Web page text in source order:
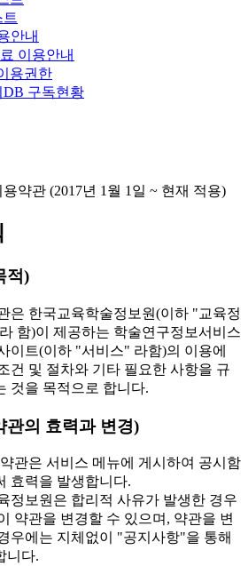
안내
이용안내
용권한
구독현황
약관 (2017년 1월 1일 ~ 현재 적용)
적)
은 한국교육학술정보원(이하 "교육정
함)이 제공하는 학술연구정보서비스
이트(이하 "서비스" 라함)의 이용에
건 및 절차와 기타 필요한 사항을 규
것을 목적으로 합니다.
관의 효력과 변경)
관은 서비스 메뉴에 게시하여 공시함
효력을 발생합니다.
정보원은 합리적 사유가 발생한 경우
약관을 변경할 수 있으며, 약관을 변
우에는 지체없이 "공지사항"을 통해
니다.